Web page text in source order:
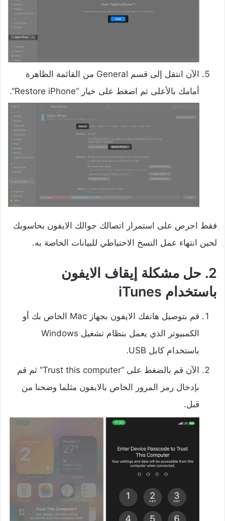
الآن انتقل إلى قسم General من القائمة الظاهرة
أمامك بالأعلى ثم اضغط على خيار “Restore iPhone”.
فقط احرص على استمرار اتصالك جوالك الايفون بحاسوبك
لحين انتهاء عمل النسخ الاحتياطي للبيانات الخاصة به.
2. حل مشكلة إيقاف الايفون
باستخدام iTunes
قم بتوصيل هاتفك الايفون بجهاز Mac الخاص بك أو
الكمبيوتر الذي يعمل بنظام تشغيل Windows
باستخدام كابل USB.
الآن قم بالضغط على “Trust this computer” ثم قم
بإدخال رمز المرور الخاص بالايفون مثلما وضحنا من
قبل.